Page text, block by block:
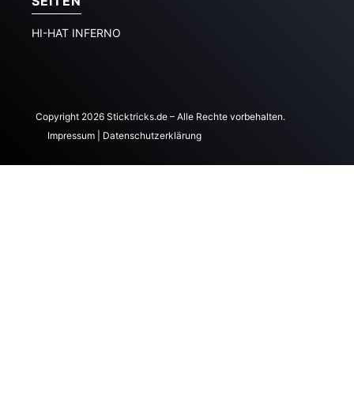
HI-HAT INFERNO
Copyright 2026 Sticktricks.de – Alle Rechte vorbehalten.
Impressum
Datenschutzerklärung